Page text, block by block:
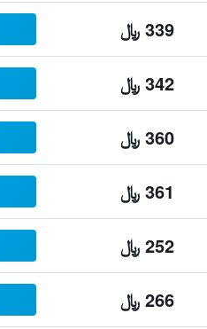
339 ﷼
342 ﷼
360 ﷼
361 ﷼
252 ﷼
266 ﷼